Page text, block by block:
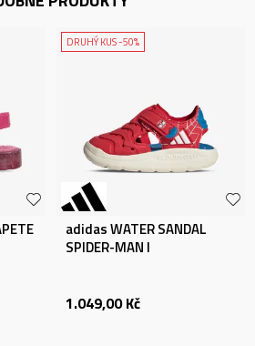
DRUHÝ KUS -50%
adidas WATER SANDAL
SPIDER-MAN I
1.049,00 Kč